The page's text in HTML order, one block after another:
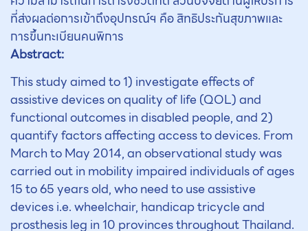
ที่ส่งผลต่อการเข้าถึงอุปกรณ์ฯ คือ สิทธิประกันสุขภาพและ
การขึ้นทะเบียนคนพิการ
Abstract:
This study aimed to 1) investigate effects of
assistive devices on quality of life (QOL) and
functional outcomes in disabled people, and 2)
quantify factors affecting access to devices. From
March to May 2014, an observational study was
carried out in mobility impaired individuals of ages
15 to 65 years old, who need to use assistive
devices i.e. wheelchair, handicap tricycle and
prosthesis leg in 10 provinces throughout Thailand.